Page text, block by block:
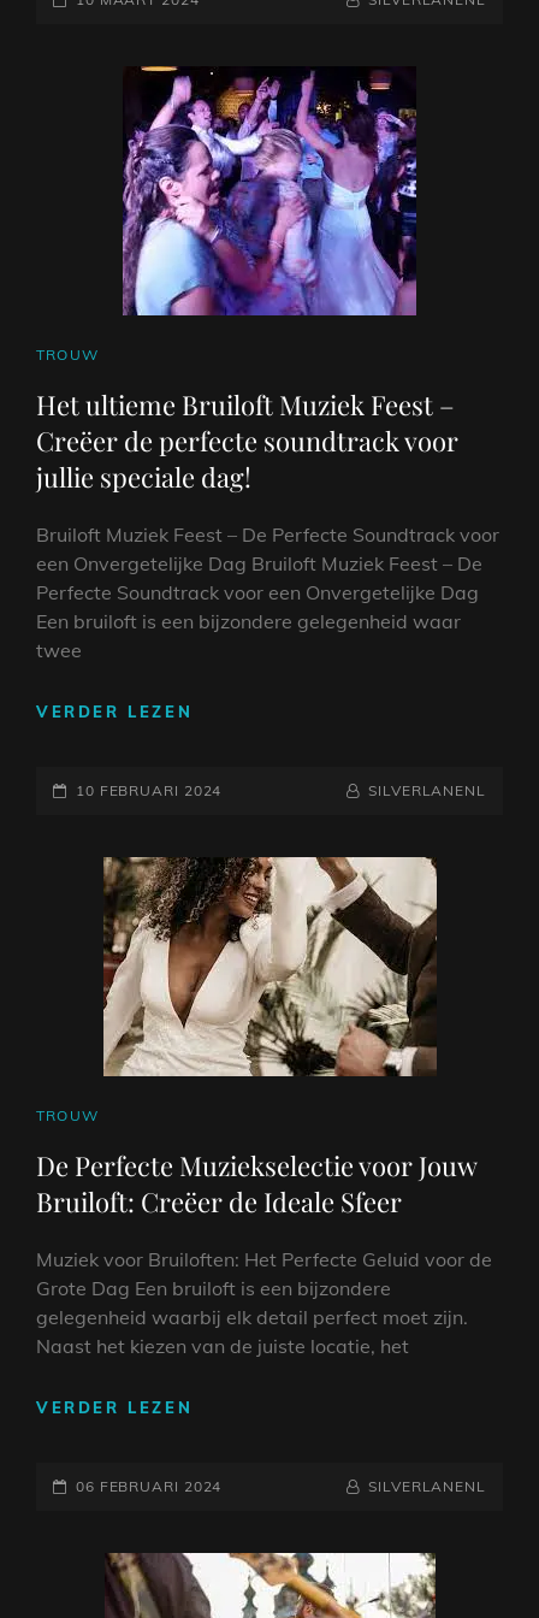
HUWELIJK:
EEN
HARMONIEUZE
SAMENSMELTING
CAT
TROUW
Het ultieme Bruiloft Muziek Feest –
Creëer de perfecte soundtrack voor
jullie speciale dag!
Bruiloft Muziek Feest – De Perfecte Soundtrack voor
een Onvergetelijke Dag Bruiloft Muziek Feest – De
Perfecte Soundtrack voor een Onvergetelijke Dag
Een bruiloft is een bijzondere gelegenheid waar
twee
VERDER LEZEN
MUZIEK
CREËER
DE
PERFECTE
SOUNDTRACK
VOOR
JULLIE
SPECIALE
DAG!
GEPLAATST
10 FEBRUARI 2024 NAAMREGEL
BYLINE
SILVERLANENL
CAT
TROUW
De Perfecte Muziekselectie voor Jouw
Bruiloft: Creëer de Ideale Sfeer
Muziek voor Bruiloften: Het Perfecte Geluid voor de
Grote Dag Een bruiloft is een bijzondere
gelegenheid waarbij elk detail perfect moet zijn.
Naast het kiezen van de juiste locatie, het
VERDER LEZEN
VOOR
CREËER
DE
GEPLAATST
06 FEBRUARI 2024 NAAMREGEL
BYLINE
SILVERLANENL